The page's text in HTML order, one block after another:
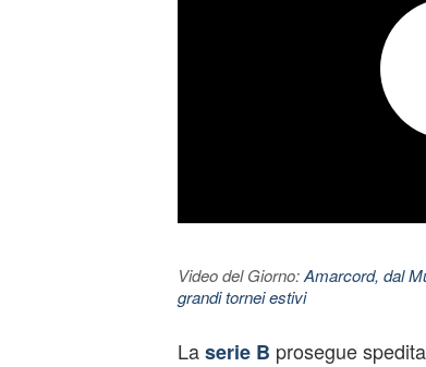
Video del Giorno:Amarcord, dal
grandi tornei estivi
Laserie B prosegue